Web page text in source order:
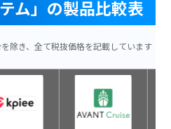
ム」の製品比較表
除き、全て税抜価格を記載しています